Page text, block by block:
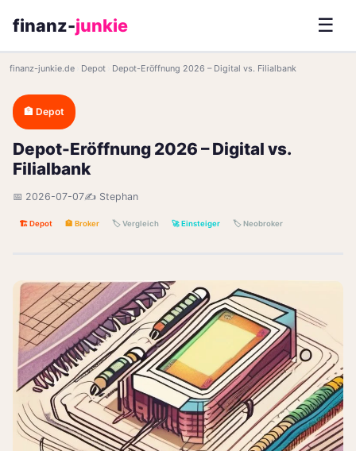
finanz-junkie ☰
finanz-junkie.de Depot Depot-Eröffnung 2026 – Digital vs. Filialbank
🏦 Depot
Depot-Eröffnung 2026 – Digital vs.
Filialbank
📅 2026-07-07✍️ Stephan
🏗️ Depot 🏦 Broker 🏷️ Vergleich 🚀 Einsteiger 🏷️ Neobroker